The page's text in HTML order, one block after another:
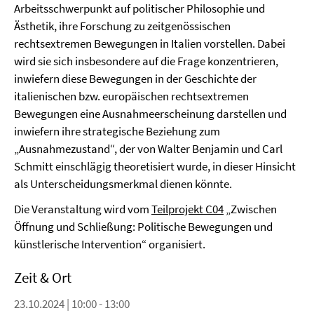
Arbeitsschwerpunkt auf politischer Philosophie und
Ästhetik, ihre Forschung zu zeitgenössischen
rechtsextremen Bewegungen in Italien vorstellen. Dabei
wird sie sich insbesondere auf die Frage konzentrieren,
inwiefern diese Bewegungen in der Geschichte der
italienischen bzw. europäischen rechtsextremen
Bewegungen eine Ausnahmeerscheinung darstellen und
inwiefern ihre strategische Beziehung zum
„Ausnahmezustand“, der von Walter Benjamin und Carl
Schmitt einschlägig theoretisiert wurde, in dieser Hinsicht
als Unterscheidungsmerkmal dienen könnte.
Die Veranstaltung wird vomTeilprojekt C04„Zwischen
Öffnung und Schließung: Politische Bewegungen und
künstlerische Intervention“ organisiert.
Zeit & Ort
23.10.2024 | 10:00 - 13:00